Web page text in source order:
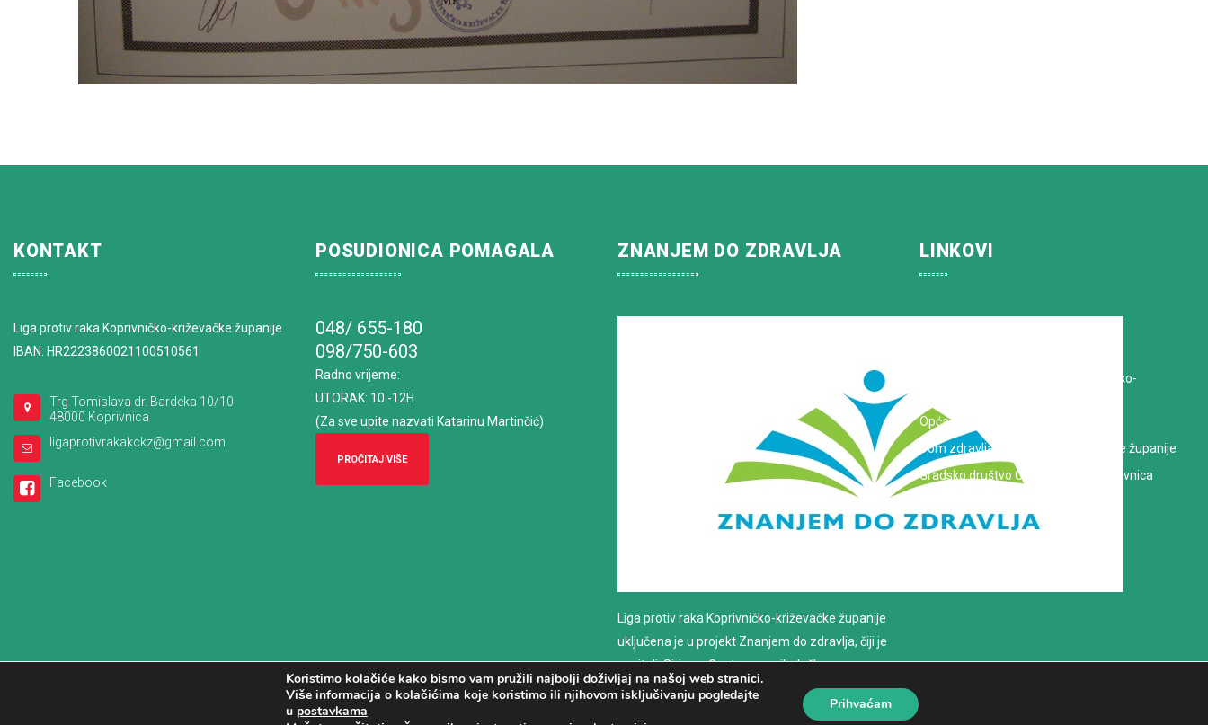
Koristimo kolačiće kako bismo vam pružili najbolji doživljaj na našoj web stranici.
Više informacija o kolačićima koje koristimo ili njihovom isključivanju pogledajte
u postavkama Prihvaćam
KONTAKT
Liga protiv raka Koprivničko-križevačke županije
IBAN: HR2223860021100510561
Trg Tomislava dr. Bardeka 10/10
48000 Koprivnica
ligaprotivrakakckz@gmail.com
Facebook
POSUDIONICA POMAGALA
048/ 655-180
098/750-603
Radno vrijeme:
UTORAK: 10 -12H
(Za sve upite nazvati Katarinu Martinčić)
PROČITAJ VIŠE
ZNANJEM DO ZDRAVLJA
Liga protiv raka Koprivničko-križevačke županije
uključena je u projekt Znanjem do zdravlja, čiji je
nositelj: Sirius – Centar za psihološko
savjetovanje
LINKOVI
Zavod za javno zdravstvo Koprivničko-
Opća bolnica dr. Tomislav Bardek
Dom zdravlja Koprivničko-križevačke županije
Gradsko društvo Crvenog križa Koprivnica